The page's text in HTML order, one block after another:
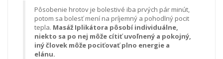
Pôsobenie hrotov je bolestivé iba prvých pár minút,
potom sa bolesť mení na príjemný a pohodlný pocit
tepla. Masáž Iplikátora pôsobí individuálne,
niekto sa po nej môže cítiť uvoľnený a pokojný,
iný človek môže pociťovať plno energie a
elánu.